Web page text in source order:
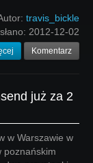
travis_bickle
2012-12-02
Komentarz
już za 2
w Warszawie w
poznańskim